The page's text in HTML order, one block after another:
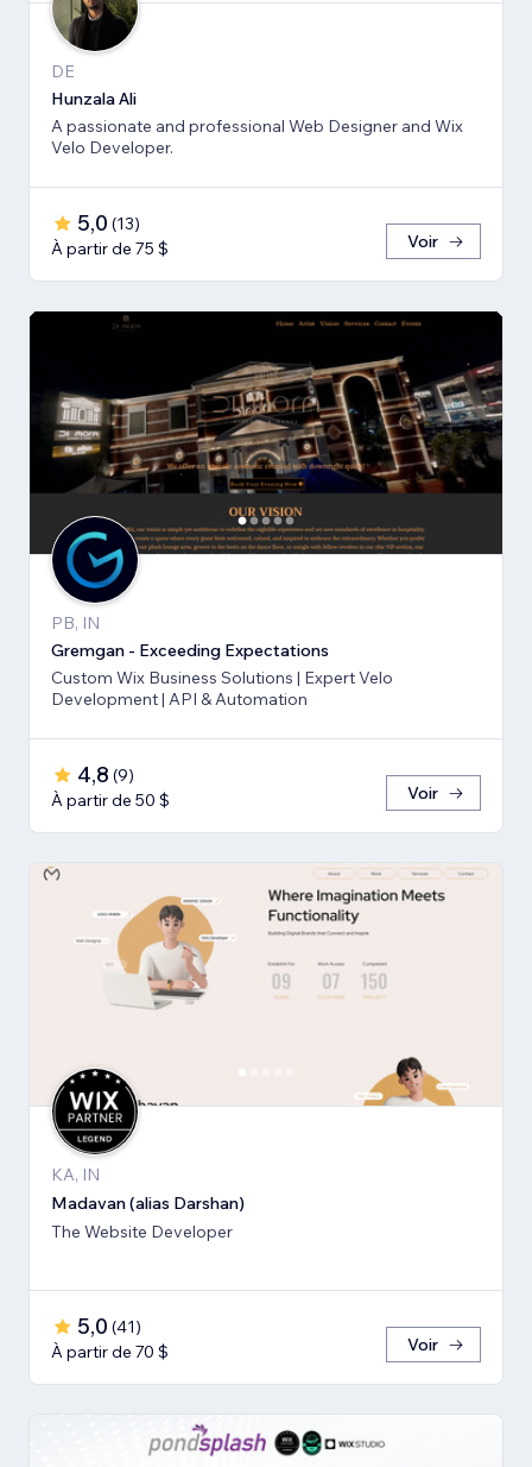
DE
Hunzala Ali
A passionate and professional Web Designer and Wix
Velo Developer.
5,0 (13)
À partir de 75 $
Voir
PB, IN
Gremgan - Exceeding Expectations
Custom Wix Business Solutions | Expert Velo
Development | API & Automation
4,8 (9)
À partir de 50 $
Voir
KA, IN
Madavan (alias Darshan)
The Website Developer
5,0 (41)
À partir de 70 $
Voir